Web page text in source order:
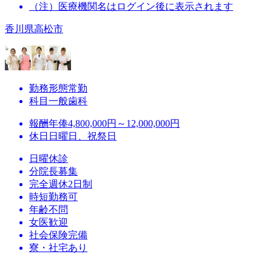
（注）医療機関名はログイン後に表示されます
香川県高松市
勤務形態常勤
科目 一般歯科
報酬年俸4,800,000円～12,000,000円
休日 日曜日、祝祭日
日曜休診
分院長募集
完全週休2日制
時短勤務可
年齢不問
女医歓迎
社会保険完備
寮・社宅あり